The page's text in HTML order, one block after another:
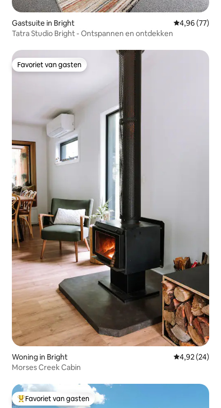
Gastsuite in Bright Gemiddelde
4,96 (77)
Tatra Studio Bright - Ontspannen en ontdekken
Favoriet van gasten
Favoriet van gasten
Woning in Bright Gemiddelde
4,92 (24)
Morses Creek Cabin
Topfavoriet van gasten
Favoriet van gasten